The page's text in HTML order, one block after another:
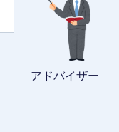
アドバイザー